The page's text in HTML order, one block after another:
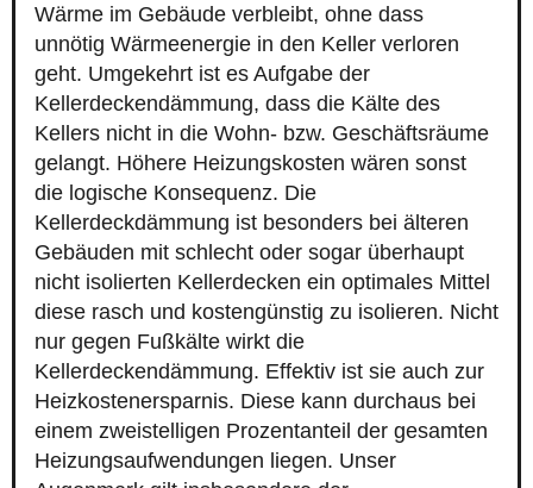
Wärme im Gebäude verbleibt, ohne dass
unnötig Wärmeenergie in den Keller verloren
geht. Umgekehrt ist es Aufgabe der
Kellerdeckendämmung, dass die Kälte des
Kellers nicht in die Wohn- bzw. Geschäftsräume
gelangt. Höhere Heizungskosten wären sonst
die logische Konsequenz. Die
Kellerdeckdämmung ist besonders bei älteren
Gebäuden mit schlecht oder sogar überhaupt
nicht isolierten Kellerdecken ein optimales Mittel
diese rasch und kostengünstig zu isolieren. Nicht
nur gegen Fußkälte wirkt die
Kellerdeckendämmung. Effektiv ist sie auch zur
Heizkostenersparnis. Diese kann durchaus bei
einem zweistelligen Prozentanteil der gesamten
Heizungsaufwendungen liegen. Unser